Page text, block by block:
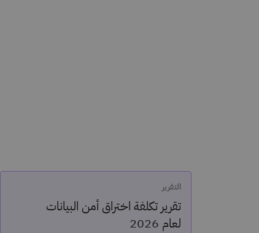
التقرير
تقرير تكلفة اختراق أمن البيانات
لعام 2026